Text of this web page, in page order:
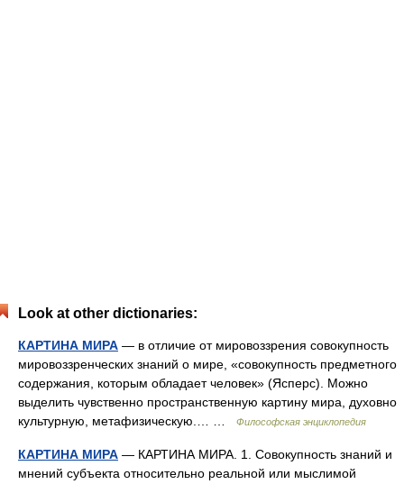
Look at other dictionaries:
КАРТИНА МИРА — в отличие от мировоззрения совокупность
мировоззренческих знаний о мире, «совокупность предметного
содержания, которым обладает человек» (Ясперс). Можно
выделить чувственно пространственную картину мира, духовно
культурную, метафизическую.… …
Философская энциклопедия
КАРТИНА МИРА — КАРТИНА МИРА. 1. Совокупность знаний и
мнений субъекта относительно реальной или мыслимой